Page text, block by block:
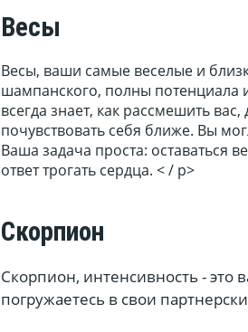
Весы
Весы, ваши самые веселые и
шампанского, полны потенциала
всегда знает, как рассмешить
почувствовать себя ближе. Вы
Ваша задача проста: оставаться
ответ трогать сердца. < / p>
Скорпион
Скорпион, интенсивность -
погружаетесь в свои